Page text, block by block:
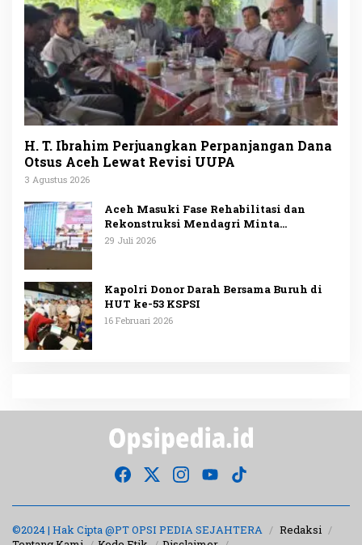
H. T. Ibrahim Perjuangkan Perpanjangan Dana
Otsus Aceh Lewat Revisi UUPA
3 Agustus 2026
Aceh Masuki Fase Rehabilitasi dan
Rekonstruksi Mendagri Minta
Penggunaan Anggaran Dipublikasikan
29 Juli 2026
Kapolri Donor Darah Bersama Buruh di
HUT ke-53 KSPSI
16 Februari 2026
©2024 | Hak Cipta @PT OPSI PEDIA SEJAHTERA
Redaksi